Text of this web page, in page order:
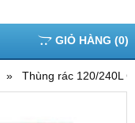
GIỎ HÀNG (0)
Thùng rác 120/240L